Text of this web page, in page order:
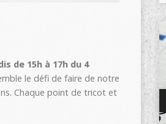
de 15h à 17h du 4
le défi de faire de notre
Chaque point de tricot et